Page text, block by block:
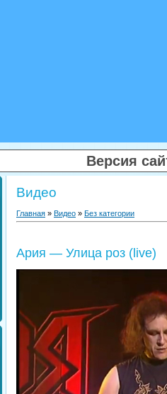
Версия
Видео
Главная » Видео » Без категории
Ария — Улица роз (live)